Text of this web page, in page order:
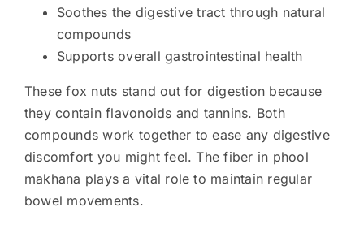
Soothes the digestive tract through natural
compounds
Supports overall gastrointestinal health
These fox nuts stand out for digestion because
they contain flavonoids and tannins. Both
compounds work together to ease any digestive
discomfort you might feel. The fiber in phool
makhana plays a vital role to maintain regular
bowel movements.